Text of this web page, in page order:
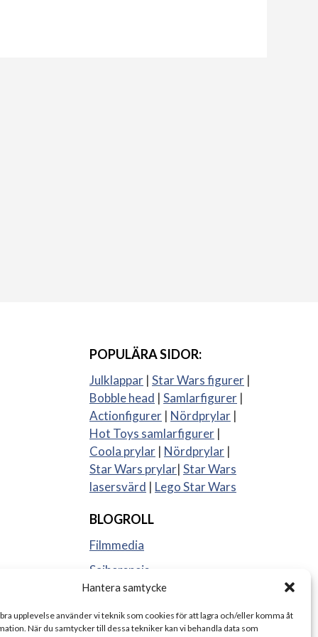
Hantera samtycke
upplevelse använder vi teknik som cookies för att lagra och/eller komma åt
När du samtycker till dessa tekniker kan vi behandla data som
POPULÄRA SIDOR:
Julklappar | Star Wars figurer |
Bobble head | Samlarfigurer |
Actionfigurer | Nördprylar |
Hot Toys samlarfigurer |
Coola prylar | Nördprylar |
Star Wars prylar| Star Wars
lasersvärd | Lego Star Wars
BLOGROLL
Filmmedia
Sajberspejs
Strange things